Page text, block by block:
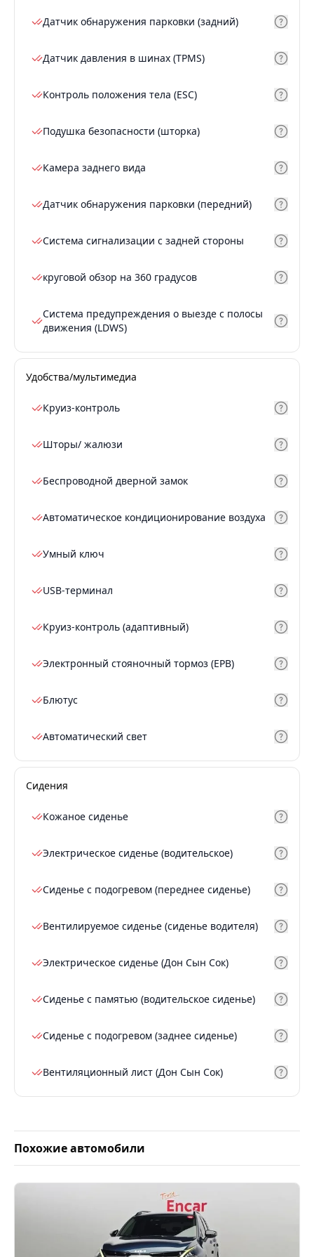
Датчик обнаружения парковки (задний)
Датчик давления в шинах (TPMS)
Контроль положения тела (ESC)
Подушка безопасности (шторка)
Камера заднего вида
Датчик обнаружения парковки (передний)
Система сигнализации с задней стороны
круговой обзор на 360 градусов
Система предупреждения о выезде с полосы
движения (LDWS)
Удобства/мультимедиа
Круиз-контроль
Шторы/ жалюзи
Беспроводной дверной замок
Автоматическое кондиционирование воздуха
Умный ключ
USB-терминал
Круиз-контроль (адаптивный)
Электронный стояночный тормоз (EPB)
Блютус
Автоматический свет
Сидения
Кожаное сиденье
Электрическое сиденье (водительское)
Сиденье с подогревом (переднее сиденье)
Вентилируемое сиденье (сиденье водителя)
Электрическое сиденье (Дон Сын Сок)
Сиденье с памятью (водительское сиденье)
Сиденье с подогревом (заднее сиденье)
Вентиляционный лист (Дон Сын Сок)
Похожие автомобили